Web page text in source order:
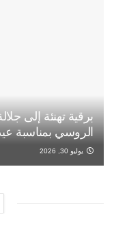
برقية تهنئة إلى
الروسي بمناسبة
يوليو 30, 2026